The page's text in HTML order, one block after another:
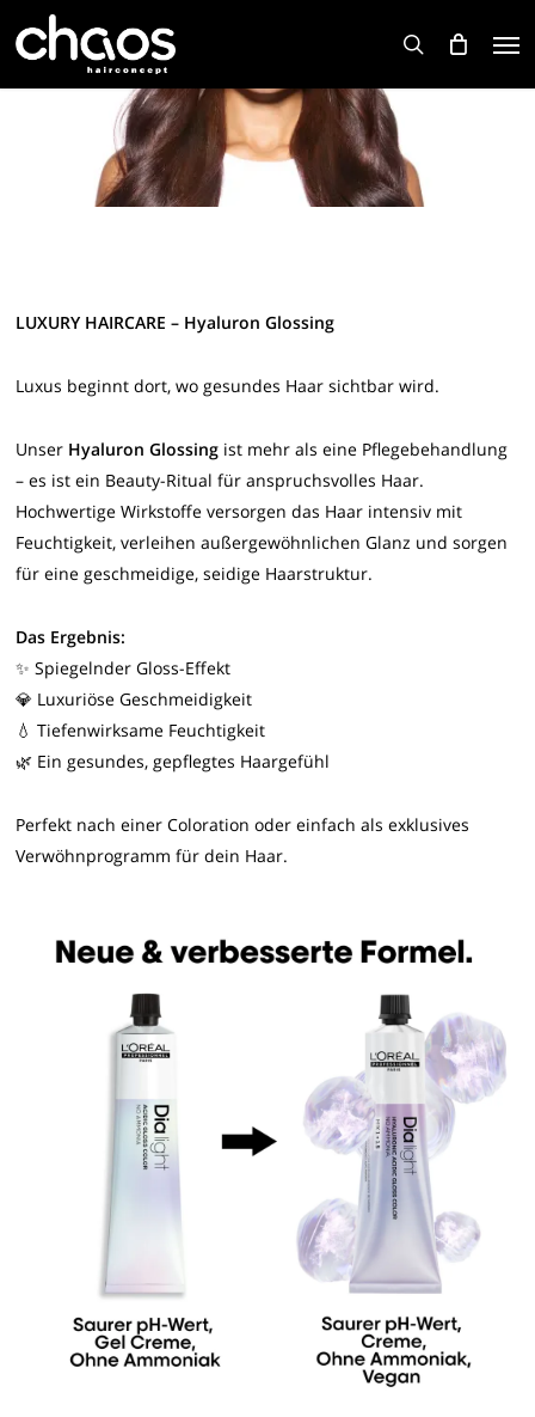
search
LUXURY HAIRCARE – Hyaluron Glossing
Luxus beginnt dort, wo gesundes Haar sichtbar wird.
Unser Hyaluron Glossing ist mehr als eine Pflegebehandlung
– es ist ein Beauty-Ritual für anspruchsvolles Haar.
Hochwertige Wirkstoffe versorgen das Haar intensiv mit
Feuchtigkeit, verleihen außergewöhnlichen Glanz und sorgen
für eine geschmeidige, seidige Haarstruktur.
Das Ergebnis:
✨ Spiegelnder Gloss-Effekt
💎 Luxuriöse Geschmeidigkeit
💧 Tiefenwirksame Feuchtigkeit
🌿 Ein gesundes, gepflegtes Haargefühl
Perfekt nach einer Coloration oder einfach als exklusives
Verwöhnprogramm für dein Haar.